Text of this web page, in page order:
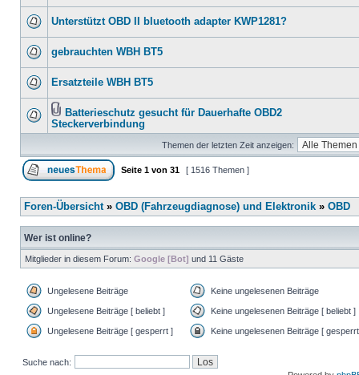
Unterstützt OBD II bluetooth adapter KWP1281?
gebrauchten WBH BT5
Ersatzteile WBH BT5
Batterieschutz gesucht für Dauerhafte OBD2
Steckerverbindung
Themen der letzten Zeit anzeigen:
Seite 1 von 31 [ 1516 Themen ]
Foren-Übersicht» OBD (Fahrzeugdiagnose) und Elektronik » OBD
Wer ist online?
Mitglieder in diesem Forum: Google [Bot] und 11 Gäste
Ungelesene Beiträge Keine ungelesenen Beiträge
Ungelesene Beiträge [ beliebt ] Keine ungelesenen Beiträge [ beliebt ]
Ungelesene Beiträge [ gesperrt ] Keine ungelesenen Beiträge [
Suche nach: